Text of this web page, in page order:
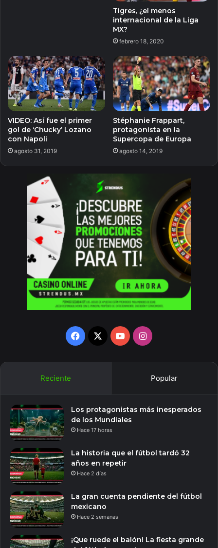
Tigres, ¿el menos
internacional de la Liga
MX?
febrero 18, 2020
VIDEO: Así fue el primer
gol de ‘Chucky’ Lozano
con Napoli
agosto 31, 2019
Stéphanie Frappart,
protagonista en la
Supercopa de Europa
agosto 14, 2019
Facebook
X YouTubeInstagram
Reciente Popular
Los protagonistas más inesperados
de los Mundiales
Hace 17 horas
La historia que el fútbol tardó 32
años en repetir
Hace 2 días
La gran cuenta pendiente del fútbol
mexicano
Hace 2 semanas
¡Que ruede el balón! La fiesta grande